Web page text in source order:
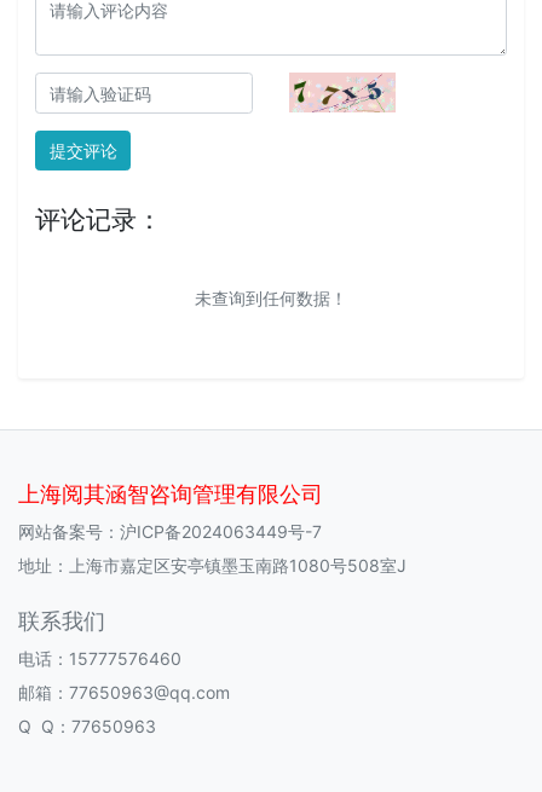
提交评论
评论记录：
未查询到任何数据！
上海阅其涵智咨询管理有限公司
网站备案号： 沪ICP备2024063449号-7
地址：上海市嘉定区安亭镇墨玉南路1080号508室J
联系我们
电话：15777576460
邮箱：77650963@qq.com
Q Q：77650963